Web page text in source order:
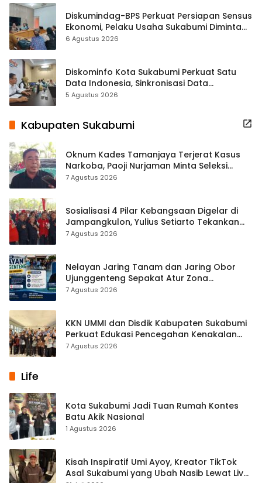
Diskumindag-BPS Perkuat Persiapan Sensus
Ekonomi, Pelaku Usaha Sukabumi Diminta
Terbuka Beri Data
6 Agustus 2026
Diskominfo Kota Sukabumi Perkuat Satu
Data Indonesia, Sinkronisasi Data
Kewilayahan Dikebut
5 Agustus 2026
Kabupaten Sukabumi
Oknum Kades Tamanjaya Terjerat Kasus
Narkoba, Paoji Nurjaman Minta Seleksi
Calon Kades Diperketat
7 Agustus 2026
Sosialisasi 4 Pilar Kebangsaan Digelar di
Jampangkulon, Yulius Setiarto Tekankan
Pentingnya Persatuan
7 Agustus 2026
Nelayan Jaring Tanam dan Jaring Obor
Ujunggenteng Sepakat Atur Zona
Penangkapan
7 Agustus 2026
KKN UMMI dan Disdik Kabupaten Sukabumi
Perkuat Edukasi Pencegahan Kenakalan
Remaja di SMPN 2 Tegalbuleud
7 Agustus 2026
Life
Kota Sukabumi Jadi Tuan Rumah Kontes
Batu Akik Nasional
1 Agustus 2026
Kisah Inspiratif Umi Ayoy, Kreator TikTok
Asal Sukabumi yang Ubah Nasib Lewat Live